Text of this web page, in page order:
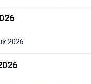
2026